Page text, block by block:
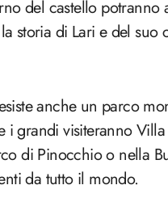
del castello potranno
storia di Lari e del suo
anche un parco
i grandi visiteranno
di Pinocchio o nella
da tutto il mondo.